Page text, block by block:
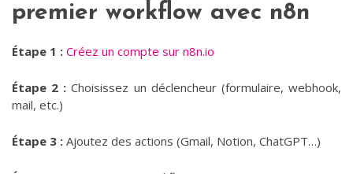
premier workflow avec n8n
Étape 1 : Créez un compte sur n8n.io
Étape 2 : Choisissez un déclencheur (formulaire, webhook,
mail, etc.)
Étape 3 : Ajoutez des actions (Gmail, Notion, ChatGPT…)